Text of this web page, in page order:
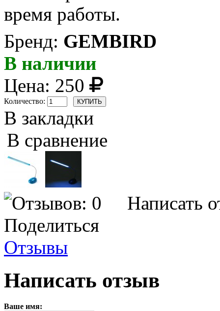
время работы.
Бренд: GEMBIRD
В наличии
Цена: 250
Количество:
В закладки
В сравнение
Написать
Поделиться
Отзывы
Написать отзыв
Ваше имя: